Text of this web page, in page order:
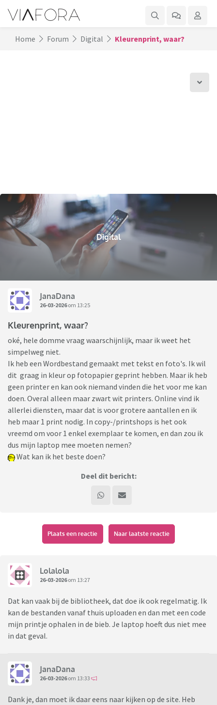
Home Forum Digital Kleurenprint, waar?
Digital
JanaDana
26-03-2026om 13:25
Kleurenprint, waar?
oké, hele domme vraag waarschijnlijk, maar ik weet het
simpelweg niet.
Ik heb een Wordbestand gemaakt met tekst en foto's. Ik wil
dit graag in kleur op fotopapier geprint hebben. Maar ik heb
geen printer en kan ook niemand vinden die het voor me kan
doen. Overal alleen maar zwart wit printers. Online vind ik
allerlei diensten, maar dat is voor grotere aantallen en ik
heb maar 1 print nodig. In copy-/printshops is het ook
vreemd om voor 1 enkel exemplaar te komen, en dan zou ik
dus mijn laptop mee moeten nemen?
Wat kan ik het beste doen?
Deel dit bericht:
Plaats een reactie Naar laatste reactie
Lolalola
26-03-2026om 13:27
Dat kan vaak bij de bibliotheek, dat doe ik ook regelmatig. Ik
kan de bestanden vanaf thuis uploaden en dan met een code
mijn printje ophalen in de bieb. Je laptop hoeft dus niet mee
in dat geval.
JanaDana
26-03-2026om 13:33
Dank je, dan moet ik daar eens naar kijken op de site. Heb